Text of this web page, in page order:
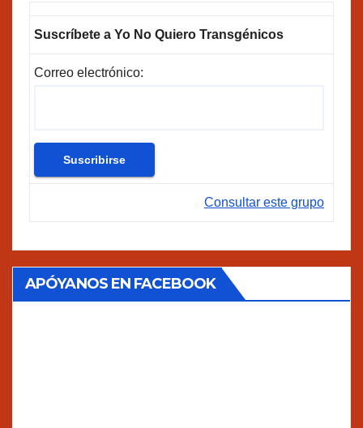
Suscríbete a Yo No Quiero Transgénicos
Correo electrónico:
Consultar este grupo
APÓYANOS EN FACEBOOK